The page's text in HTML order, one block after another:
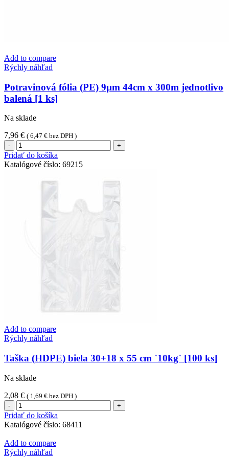
Add to compare
Rýchly náhľad
Potravinová fólia (PE) 9µm 44cm x 300m jednotlivo
balená [1 ks]
Na sklade
7,96 € ( 6,47 € bez DPH )
množstvo
Potravinová
fólia
(PE)
jednotlivo
Pridať do košíka
Katalógové číslo: 69215
Add to compare
Rýchly náhľad
Taška (HDPE) biela 30+18 x 55 cm `10kg` [100 ks]
Na sklade
2,08 € ( 1,69 € bez DPH )
množstvo
Taška
(HDPE)
biela
30+18
x
Pridať do košíka
Katalógové číslo: 68411
Add to compare
Rýchly náhľad